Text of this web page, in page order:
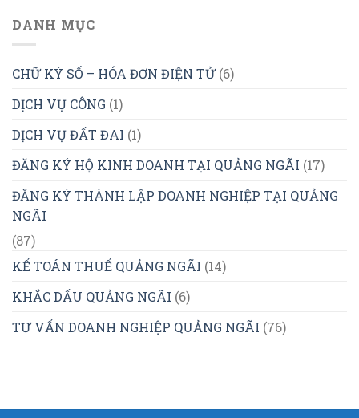
DANH MỤC
CHỮ KÝ SỐ – HÓA ĐƠN ĐIỆN TỬ(6)
DỊCH VỤ CÔNG (1)
DỊCH VỤ ĐẤT ĐAI (1)
ĐĂNG KÝ HỘ KINH DOANH TẠI QUẢNG NGÃI (17)
ĐĂNG KÝ THÀNH LẬP DOANH NGHIỆP TẠI QUẢNG
NGÃI
(87)
KẾ TOÁN THUẾ QUẢNG NGÃI (14)
KHẮC DẤU QUẢNG NGÃI (6)
TƯ VẤN DOANH NGHIỆP QUẢNG NGÃI (76)